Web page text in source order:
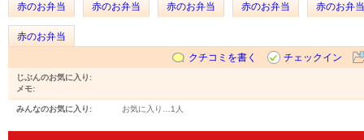
赤のお弁当 赤のお弁当 赤のお弁当 赤のお弁当 赤のお弁当
赤のお弁当
クチコミを書く
チェックイン
じぶんのお気に入り:
メモ:
みんなのお気に入り: お気に入り… 1人